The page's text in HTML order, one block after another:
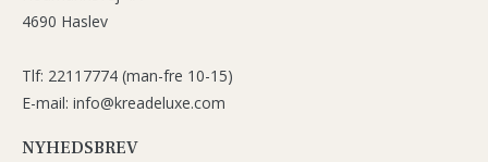
4690 Haslev
Tlf: 22117774 (man-fre 10-15)
E-mail: info@kreadeluxe.com
NYHEDSBREV